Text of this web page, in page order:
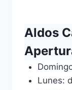
Aldos
Lunes: